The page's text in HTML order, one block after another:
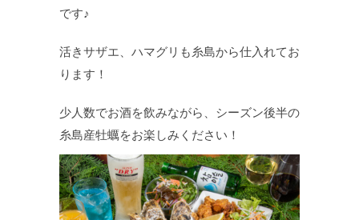
です♪
活きサザエ、ハマグリも糸島から仕入れてお
ります！
少人数でお酒を飲みながら、シーズン後半の
糸島産牡蠣をお楽しみください！